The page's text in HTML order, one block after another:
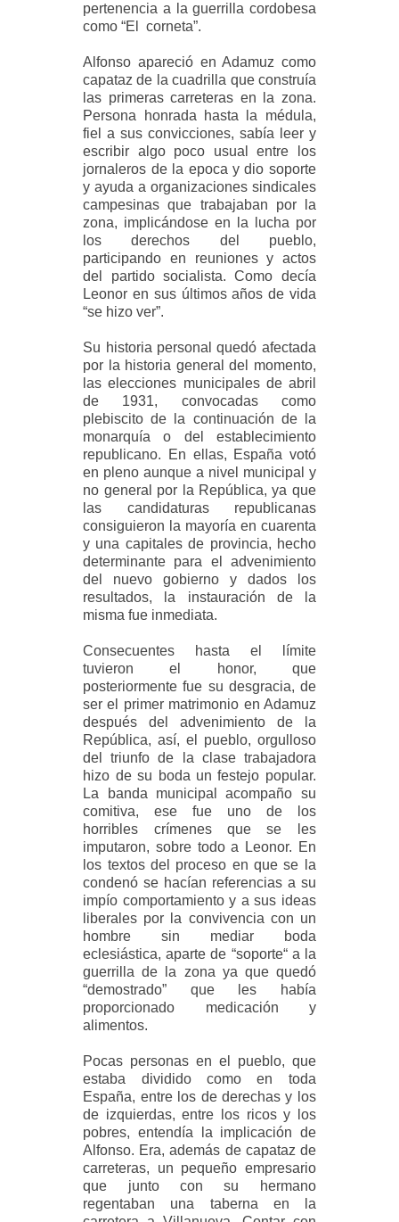
pertenencia a la guerrilla cordobesa
como “El corneta”.
Alfonso apareció en Adamuz como
capataz de la cuadrilla que construía
las primeras carreteras en la zona.
Persona honrada hasta la médula,
fiel a sus convicciones, sabía leer y
escribir algo poco usual entre los
jornaleros de la epoca y dio soporte
y ayuda a organizaciones sindicales
campesinas que trabajaban por la
zona, implicándose en la lucha por
los derechos del pueblo,
participando en reuniones y actos
del partido socialista. Como decía
Leonor en sus últimos años de vida
“se hizo ver”.
Su historia personal quedó afectada
por la historia general del momento,
las elecciones municipales de abril
de 1931, convocadas como
plebiscito de la continuación de la
monarquía o del establecimiento
republicano. En ellas, España votó
en pleno aunque a nivel municipal y
no general por la República, ya que
las candidaturas republicanas
consiguieron la mayoría en cuarenta
y una capitales de provincia, hecho
determinante para el advenimiento
del nuevo gobierno y dados los
resultados, la instauración de la
misma fue inmediata.
Consecuentes hasta el límite
tuvieron el honor, que
posteriormente fue su desgracia, de
ser el primer matrimonio en Adamuz
después del advenimiento de la
República, así, el pueblo, orgulloso
del triunfo de la clase trabajadora
hizo de su boda un festejo popular.
La banda municipal acompaño su
comitiva, ese fue uno de los
horribles crímenes que se les
imputaron, sobre todo a Leonor. En
los textos del proceso en que se la
condenó se hacían referencias a su
impío comportamiento y a sus ideas
liberales por la convivencia con un
hombre sin mediar boda
eclesiástica, aparte de “soporte“ a la
guerrilla de la zona ya que quedó
“demostrado” que les había
proporcionado medicación y
alimentos.
Pocas personas en el pueblo, que
estaba dividido como en toda
España, entre los de derechas y los
de izquierdas, entre los ricos y los
pobres, entendía la implicación de
Alfonso. Era, además de capataz de
carreteras, un pequeño empresario
que junto con su hermano
regentaban una taberna en la